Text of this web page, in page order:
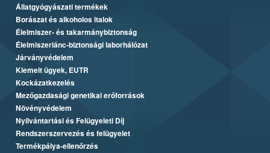
Állatgyógyászati termékek
Borászat és alkoholos italok
Élelmiszer- és takarmánybiztonság
Élelmiszerlánc-biztonsági laborhálózat
Járványvédelem
Kiemelt ügyek, EUTR
Kockázatkezelés
Mezőgazdasági genetikai erőforrások
Növényvédelem
Nyilvántartási és Felügyeleti Díj
Rendszerszervezés és felügyelet
Termékpálya-ellenőrzés